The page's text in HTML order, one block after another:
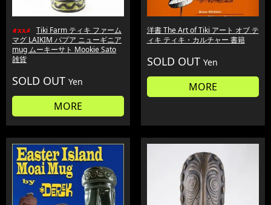
Tiki Farm ティキ ファーム
マグ LAIKIM パプア ニューギニア
mug ムーキーサト Mookie Sato
雑貨
SOLD OUT Yen
MORE
洋書 The Art of Tiki アート オブ テ
ィキ ティキ・カルチャー 書籍
SOLD OUT Yen
MORE